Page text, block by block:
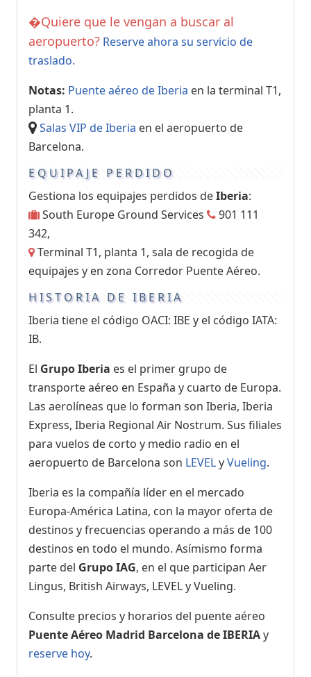
�Quiere que le vengan a buscar al
aeropuerto? Reserve ahora su servicio de
traslado.
Notas: Puente aéreo de Iberia en la terminal T1,
planta 1.
Salas VIP de Iberia en el aeropuerto de
Barcelona.
EQUIPAJE PERDIDO
Gestiona los equipajes perdidos deIberia:
South Europe Ground Services
901 111
342,
Terminal T1, planta 1, sala de recogida de
equipajes y en zona Corredor Puente Aéreo.
HISTORIA DE IBERIA
Iberia tiene el código OACI: IBE y el código IATA:
IB.
El Grupo Iberia es el primer grupo de
transporte aéreo en España y cuarto de Europa.
Las aerolíneas que lo forman son Iberia, Iberia
Express, Iberia Regional Air Nostrum. Sus filiales
para vuelos de corto y medio radio en el
aeropuerto de Barcelona son LEVELyVueling.
Iberia es la compañía líder en el mercado
Europa-América Latina, con la mayor oferta de
destinos y frecuencias operando a más de 100
destinos en todo el mundo. Asímismo forma
parte del Grupo IAG, en el que participan Aer
Lingus, British Airways, LEVEL y Vueling.
Consulte precios y horarios del puente aéreo
Puente Aéreo Madrid Barcelona de IBERIAy
reserve hoy.